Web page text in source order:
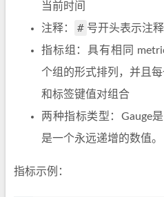
当前时间
注释：
# 号开头表示注释
指标组：具有相同
个组的形式排列，并且
和标签键值对组合
两种指标类型：Gauge
是一个永远递增的数值。
指标示例：